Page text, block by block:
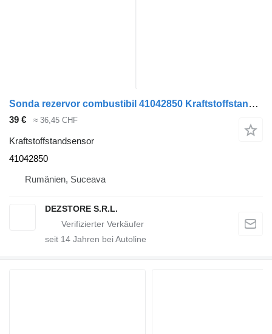
Sonda rezervor combustibil 41042850 Kraftstoffstandsensor für IVECO STRALIS Sattelzugmaschine
39 € ≈ 36,45 CHF
Kraftstoffstandsensor
41042850
Rumänien, Suceava
DEZSTORE S.R.L.
seit 14 Jahren bei Autoline